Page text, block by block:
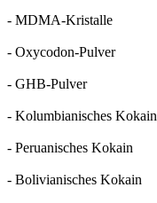
- MDMA-Kristalle
- Oxycodon-Pulver
- GHB-Pulver
- Kolumbianisches Kokain
- Peruanisches Kokain
- Bolivianisches Kokain